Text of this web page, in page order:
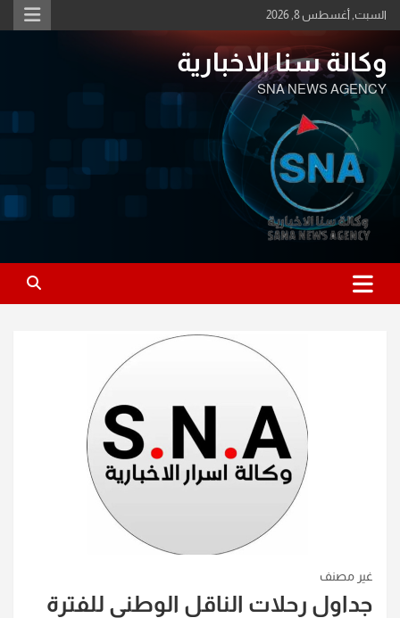
Skip
to
السبت, أغسطس 8, 2026
وكالة سنا الاخبارية
SNA NEWS AGENCY
غير مصنف
جداول رحلات الناقل الوطني للفترة